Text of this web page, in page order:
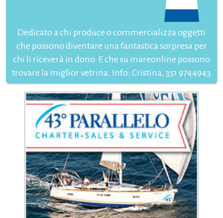
Dedicato a chi produce o commercializza oggetti
che possono diventare una fantastica sorpresa per
chi li riceverà in dono. E che su mareonline possono
trovare la miglior vetrina. Info: Cristina, 351 9744943